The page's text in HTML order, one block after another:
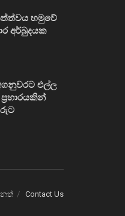
හමුවේ
අර්බුදයක
එල්ල
Contact Us